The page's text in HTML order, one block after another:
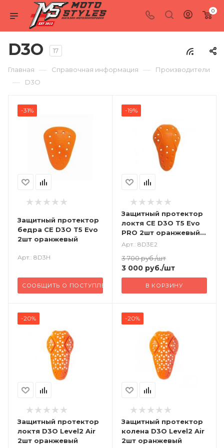
0
D3O 17
Главная — Справочная информация — Производители
— D3O
-31%
Защитный протектор
бедра CE D3O T5 Evo
2шт оранжевый
Арт.: 8D3H
СООБЩИТЬ О ПОСТУПЛЕНИИ
-19%
Защитный протектор
локтя CE D3O T5 Evo
PRO 2шт оранжевый
Уровень2
Арт.: 8D3E2
3 700руб./шт
3 000 руб./шт
В КОРЗИНУ
-20%
Защитный протектор
локтя D3O Level2 Air
2шт оранжевый
-20%
Защитный протектор
колена D3O Level2 Air
2шт оранжевый